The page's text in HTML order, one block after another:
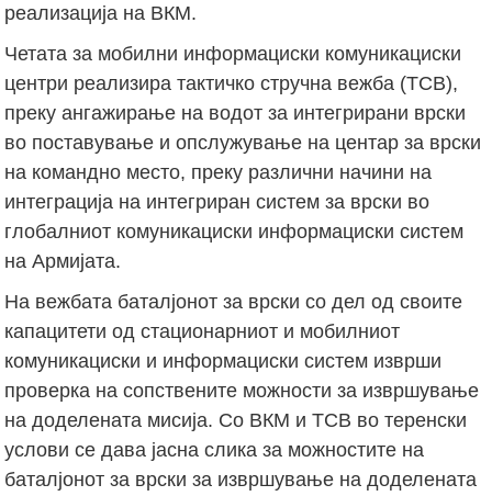
реализација на ВКМ.
Четата за мобилни информациски комуникациски
центри реализира тактичко стручна вежба (ТСВ),
преку ангажирање на водот за интегрирани врски
во поставување и опслужување на центар за врски
на командно место, преку различни начини на
интеграција на интегриран систем за врски во
глобалниот комуникациски информациски систем
на Армијата.
На вежбата баталјонот за врски со дел од своите
капацитети од стационарниот и мобилниот
комуникациски и информациски систем изврши
проверка на сопствените можности за извршување
на доделената мисија. Со ВКМ и ТСВ во теренски
услови се дава јасна слика за можностите на
баталјонот за врски за извршување на доделената